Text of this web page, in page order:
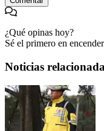
¿Qué opinas hoy?
Sé el primero en
Noticias